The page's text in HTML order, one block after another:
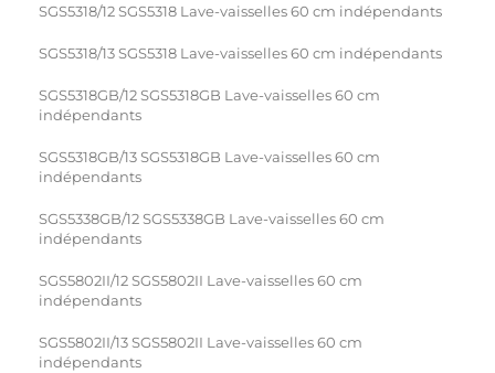
SGS5318/12 SGS5318 Lave-vaisselles 60 cm indépendants
SGS5318/13 SGS5318 Lave-vaisselles 60 cm indépendants
SGS5318GB/12 SGS5318GB Lave-vaisselles 60 cm
indépendants
SGS5318GB/13 SGS5318GB Lave-vaisselles 60 cm
indépendants
SGS5338GB/12 SGS5338GB Lave-vaisselles 60 cm
indépendants
SGS5802II/12 SGS5802II Lave-vaisselles 60 cm
indépendants
SGS5802II/13 SGS5802II Lave-vaisselles 60 cm
indépendants